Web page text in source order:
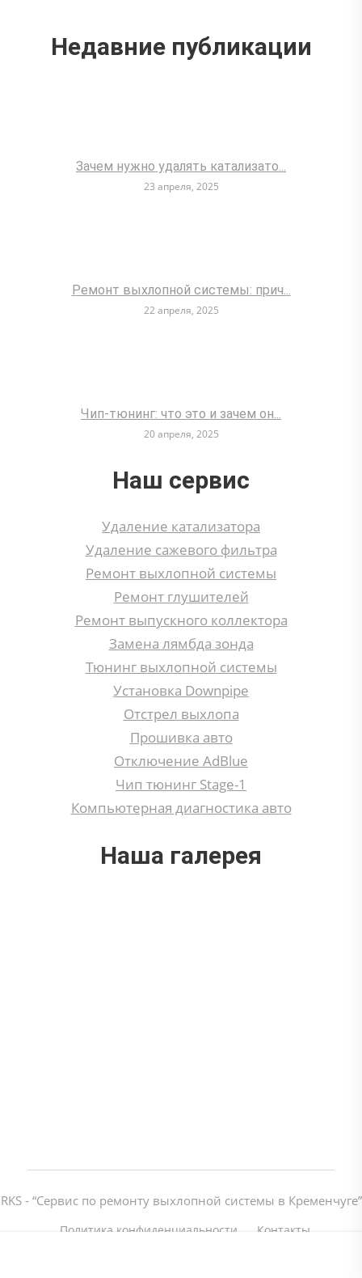
Недавние публикации
Зачем нужно удалять катализато...
23 апреля, 2025
Ремонт выхлопной системы: прич...
22 апреля, 2025
Чип-тюнинг: что это и зачем он...
20 апреля, 2025
Наш сервис
Удаление катализатора
Удаление сажевого фильтра
Ремонт выхлопной системы
Ремонт глушителей
Ремонт выпускного коллектора
Замена лямбда зонда
Тюнинг выхлопной системы
Установка Downpipe
Отстрел выхлопа
Прошивка авто
Отключение AdBlue
Чип тюнинг Stage-1
Компьютерная диагностика авто
Наша галерея
RKS - “Cервис по ремонту выхлопной системы в Кременчуге”
Политика конфиденциальности Контакты